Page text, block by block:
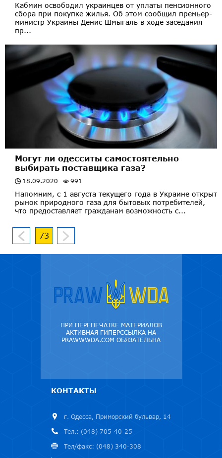
Кабмин освободил украинцев от уплаты пенсионного
сбора при покупке жилья. Об этом сообщил премьер-
министр Украины Денис Шмыгаль в ходе заседания
пр...
Могут ли одесситы самостоятельно
выбирать поставщика газа?
18.09.2020 991
Напомним, с 1 августа текущего года в Украине открыт
рынок природного газа для бытовых потребителей,
что предоставляет гражданам возможность с...
73
ПРИ ПЕРЕПЕЧАТКЕ МАТЕРИАЛОВ
АКТИВНАЯ ГИПЕРССЫЛКА НА
PRAWWWDA.COM ОБЯЗАТЕЛЬНА
КОНТАКТЫ
г. Одесса, Приморский бульвар, 14
Тел.: (048) 705-40-25
Тел/факс: (048) 340-308